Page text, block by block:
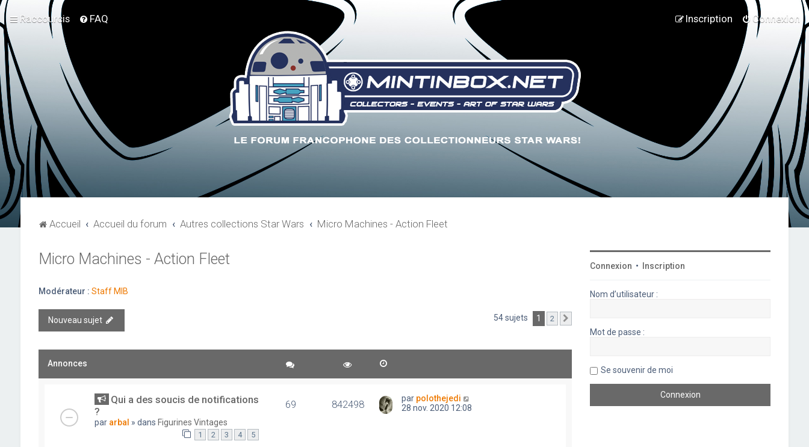
Raccourcis FAQ Connexion
Inscription
Accueil Accueil du forum Autres collections Star Wars Micro Machines - Action Fleet
Micro Machines - Action Fleet
Modérateur : Staff MIB
Nouveau sujet 54 sujets 1 2
Annonces
Qui a des soucis de notifications
?
par arbal » dans Figurines Vintages
1 2 3 4 5
69 842498 par polothejedi
28 nov. 2020 12:08
Connexion • Inscription
Nom d’utilisateur :
Mot de passe :
Se souvenir de moi